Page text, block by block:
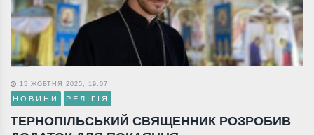
15 ЖОВТНЯ 2025, 19:07
НОВИНИ РЕЛІГІЯ
ТЕРНОПІЛЬСЬКИЙ СВЯЩЕННИК РОЗРОБИВ